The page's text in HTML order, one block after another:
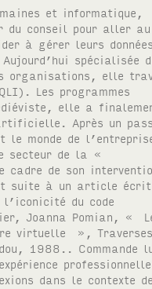
et informatique,
du conseil pour aller au
à gérer leurs
spécialisée
organisations, elle
Les programmes
elle a
Après un
le monde de
secteur de la «
de son
suite à un article
du code
Joanna Pomian, «
virtuelle »,
1988.. Commande
dans le contexte